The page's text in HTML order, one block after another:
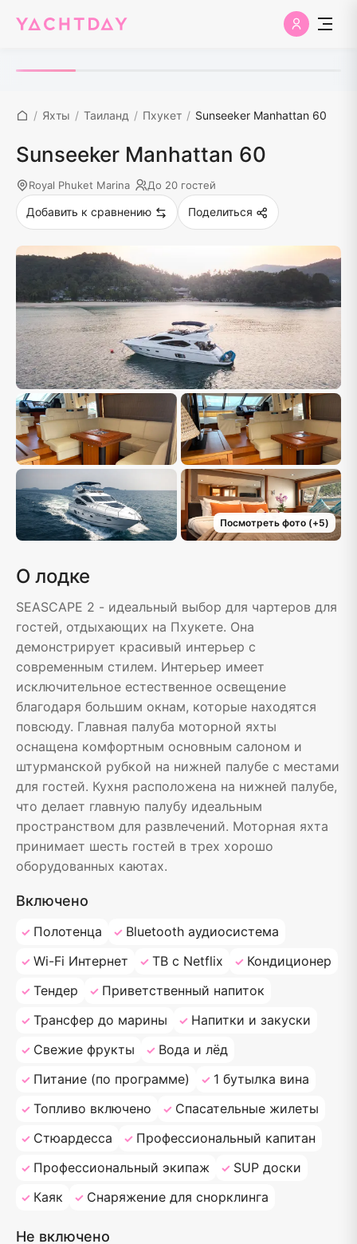
/ Яхты / Таиланд / Пхукет / Sunseeker Manhattan 60
Sunseeker Manhattan 60
Royal Phuket Marina До 20 гостей
Добавить к сравнению Поделиться
Посмотреть фото(+5)
О лодке
SEASCAPE 2 - идеальный выбор для чартеров для
гостей, отдыхающих на Пхукете. Она
демонстрирует красивый интерьер с
современным стилем. Интерьер имеет
исключительное естественное освещение
благодаря большим окнам, которые находятся
повсюду. Главная палуба моторной яхты
оснащена комфортным основным салоном и
штурманской рубкой на нижней палубе с местами
для гостей. Кухня расположена на нижней палубе,
что делает главную палубу идеальным
пространством для развлечений. Моторная яхта
принимает шесть гостей в трех хорошо
оборудованных каютах.
Включено
Полотенца
Bluetooth аудиосистема
Wi-Fi Интернет
ТВ с Netflix
Кондиционер
Тендер
Приветственный напиток
Трансфер до марины
Напитки и закуски
Свежие фрукты
Вода и лёд
Питание (по программе)
1 бутылка вина
Топливо включено
Спасательные жилеты
Стюардесса
Профессиональный капитан
Профессиональный экипаж
SUP доски
Каяк
Снаряжение для снорклинга
Не включено